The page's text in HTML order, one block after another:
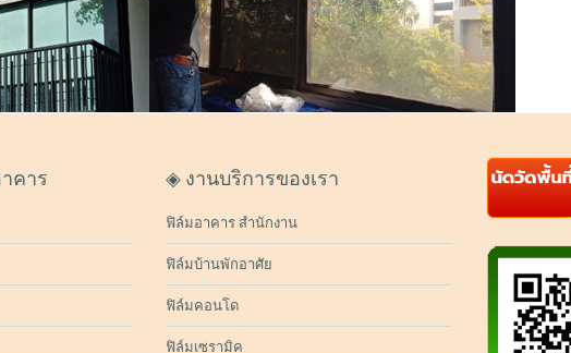
,ฟิล์มกรองแสง
ชม
คาร ◈ งานบริการของเรา
ฟิล์มอาคาร สำนักงาน
ฟิล์มบ้านพักอาศัย
ฟิล์มคอนโด
ฟิล์มเซรามิค